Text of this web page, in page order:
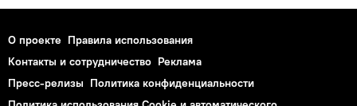
О проекте Правила использования
Контакты и сотрудничество Реклама
Пресс-релизы Политика конфиденциальности